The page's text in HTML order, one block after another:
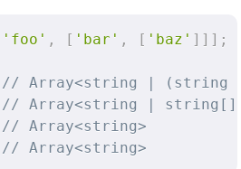
'foo' , [ 'bar' , [ 'baz' ] ] ] ;
// Array<string | (string
// Array<string | string[]> -
// Array<string>
// Array<string>